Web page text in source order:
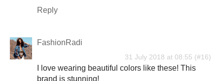
Reply
FashionRadi
31 July 2018 at 08:55
I love wearing beautiful colors like these! This
brand is stunning!